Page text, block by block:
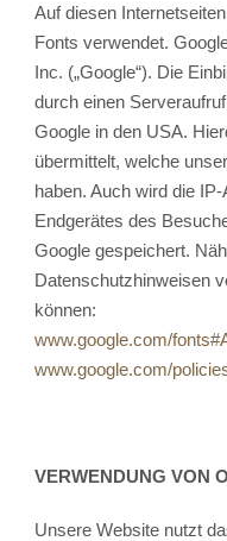
Auf diesen
Fonts verwendet.
Inc. („Google“). Die
durch einen
Google in den USA.
übermittelt, welche
haben. Auch wird die
Endgerätes des
Google gespeichert.
Datenschutzhinweisen
können:
www.google.com/
www.google.com/
VERWENDUNG VON
Unsere Website nutzt